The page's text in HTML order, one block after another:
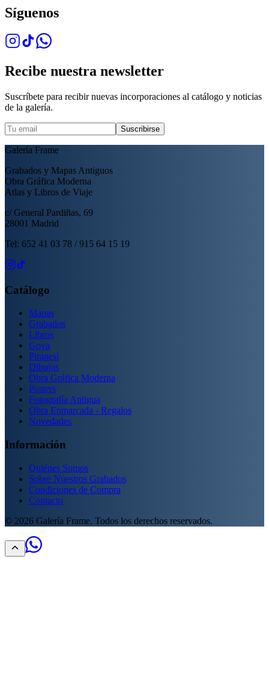
Síguenos
Recibe nuestra newsletter
Suscríbete para recibir nuevas incorporaciones al catálogo y noticias
de la galería.
Suscribirse
Galería Frame
Grabados y Mapas Antiguos
Obra Gráfica Moderna
Atlas y Libros de Viaje
c/ General Pardiñas, 69
28001 Madrid
Tel: 652 41 03 78 / 915 64 15 19
Catálogo
Mapas
Grabados
Libros
Goya
Piranesi
Dibujos
Obra Gráfica Moderna
Posters
Fotografía Antigua
Obra Enmarcada - Regalos
Novedades
Información
Quiénes Somos
Sobre Nuestros Grabados
Condiciones de Compra
Contacto
© 2026 Galería Frame. Todos los derechos reservados.